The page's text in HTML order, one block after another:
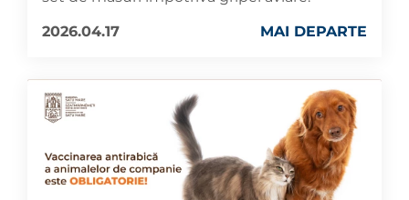
2026.04.17
MAI DEPARTE